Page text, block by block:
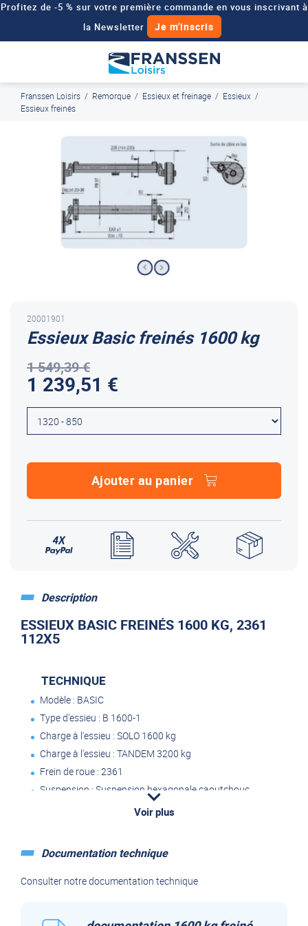
Profitez de -5 % sur votre première commande en vous inscrivant à
la Newsletter
Je m'inscris
Demander un devis
Paiement en ligne sécurisé, en 4x par Paypal J'en profite
Franssen Loisirs / Remorque / Essieux et freinage / Essieux /
Essieux freinés
Essieux Basic freinés 1600 kg
20001901
1 549,39 €
1 239,51 €
Ajouter au panier
Description
ESSIEUX BASIC FREINÉS 1600 KG, 2361
112X5
TECHNIQUE
Modèle : BASIC
Type d'essieu : B 1600-1
Charge à l'essieu : SOLO 1600 kg
Charge à l'essieu : TANDEM 3200 kg
Frein de roue : 2361
Suspension : Suspension hexagonale caoutchouc
Trou central jante : mini 63 mm
Voir plus
Documentation technique
Consulter notre documentation technique